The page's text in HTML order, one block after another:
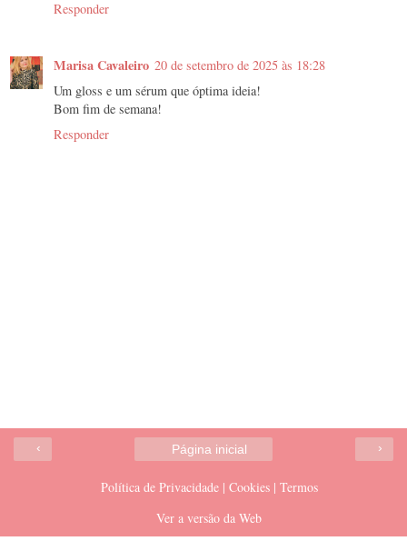
Responder
Marisa Cavaleiro 20 de setembro de 2025 às 18:28
Um gloss e um sérum que óptima ideia!
Bom fim de semana!
Responder
‹ ›
Página inicial
Política de Privacidade | Cookies | Termos
Ver a versão da Web